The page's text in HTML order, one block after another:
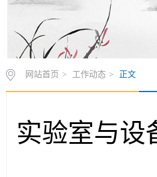
网站首页 > 工作动态 > 正文
实验室与设